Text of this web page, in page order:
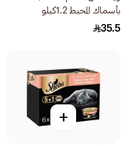
بأسماك المحيط 1.2كيلو
35.5
+